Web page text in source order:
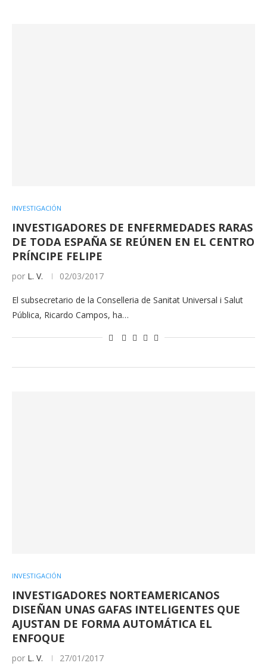
INVESTIGACIÓN
INVESTIGADORES DE ENFERMEDADES RARAS
DE TODA ESPAÑA SE REÚNEN EN EL CENTRO
PRÍNCIPE FELIPE
por L. V. 02/03/2017
El subsecretario de la Conselleria de Sanitat Universal i Salut
Pública, Ricardo Campos, ha…
INVESTIGACIÓN
INVESTIGADORES NORTEAMERICANOS
DISEÑAN UNAS GAFAS INTELIGENTES QUE
AJUSTAN DE FORMA AUTOMÁTICA EL
ENFOQUE
por L. V. 27/01/2017